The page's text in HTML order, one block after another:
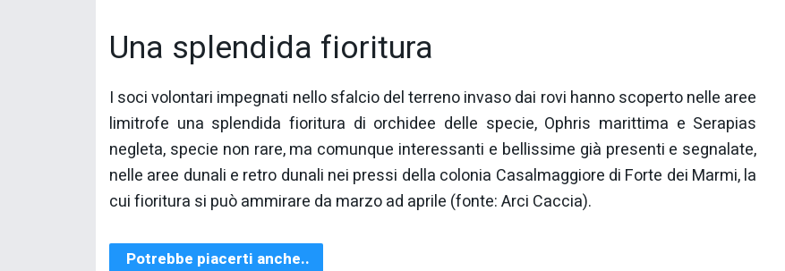
Una splendida fioritura
I soci volontari impegnati nello sfalcio del terreno invaso dai rovi hanno scoperto nelle aree
limitrofe una splendida fioritura di orchidee delle specie, Ophris marittima e Serapias
negleta, specie non rare, ma comunque interessanti e bellissime già presenti e segnalate,
nelle aree dunali e retro dunali nei pressi della colonia Casalmaggiore di Forte dei Marmi, la
cui fioritura si può ammirare da marzo ad aprile (fonte: Arci Caccia).
Potrebbe piacerti anche..